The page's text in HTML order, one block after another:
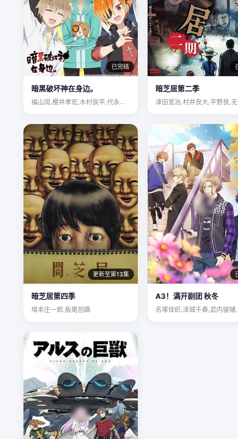
已完结
暗黑破坏神在身边。
福山润,樱井孝宏,木村良平,代永翼,立花慎之介,鸟海浩辅,茅…
暗芝居第二季
更新至第13集
暗芝居第四季
增本庄一郎,板尾创路
A3！满开剧团 秋冬